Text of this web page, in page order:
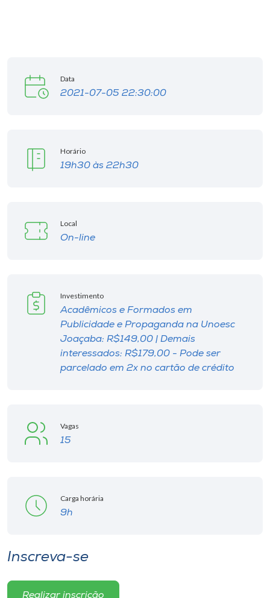
Data
2021-07-05 22:30:00
Horário
19h30 às 22h30
Local
On-line
Investimento
Acadêmicos e Formados em
Publicidade e Propaganda na Unoesc
Joaçaba: R$149,00 | Demais
interessados: R$179,00 - Pode ser
parcelado em 2x no cartão de crédito
Vagas
15
Carga horária
9h
Inscreva-se
Realizar inscrição